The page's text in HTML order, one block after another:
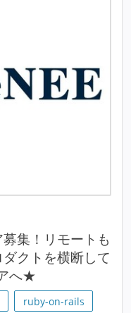
集！リモートも
クトを横断して
へ★
ruby-on-rails